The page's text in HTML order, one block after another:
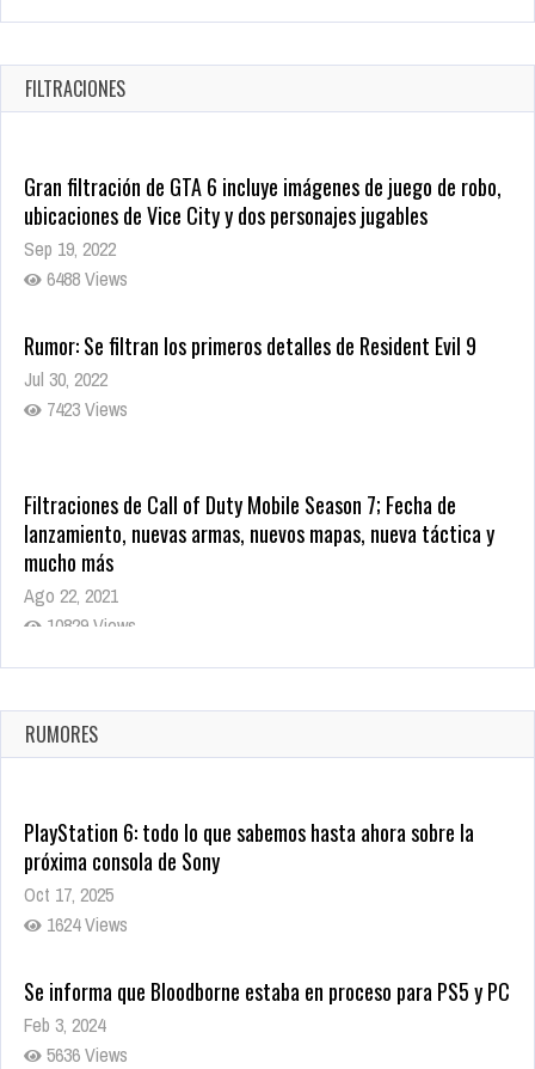
Warner Bros. lleva a las tiendas digitales su racha de
Oct 17, 2025
1440 Views
FILTRACIONES
Gran filtración de GTA 6 incluye imágenes de juego de robo,
ubicaciones de Vice City y dos personajes jugables
Sep 19, 2022
6488 Views
Rumor: Se filtran los primeros detalles de Resident Evil 9
Jul 30, 2022
7423 Views
Filtraciones de Call of Duty Mobile Season 7; Fecha de
lanzamiento, nuevas armas, nuevos mapas, nueva táctica y
mucho más
Ago 22, 2021
10829 Views
La configuración de Call of Duty 2021 aparentemente ya fue
Ago 8, 2021
10010 Views
RUMORES
PlayStation 6: todo lo que sabemos hasta ahora sobre la
próxima consola de Sony
Oct 17, 2025
1624 Views
Se informa que Bloodborne estaba en proceso para PS5 y PC
Feb 3, 2024
5636 Views